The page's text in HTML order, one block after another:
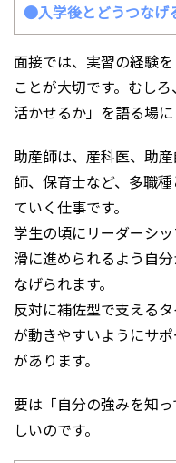
●入学後とどうつなげ
面接では、実習の経験
ことが大切です。むし
活かせるか」を語る場に
助産師は、産科医、助
師、保育士など、多職
ていく仕事です。
学生の頃にリーダーシ
滑に進められるよう自
なげられます。
反対に補佐型で支える
が動きやすいようにサ
があります。
要は「自分の強みを知
しいのです。